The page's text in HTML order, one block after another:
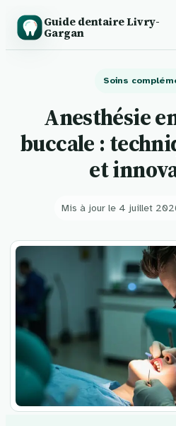
Guide dentaire Livry-
Gargan
Soins
Anesthésie
buccale :
et
Mis à jour le 4 juillet